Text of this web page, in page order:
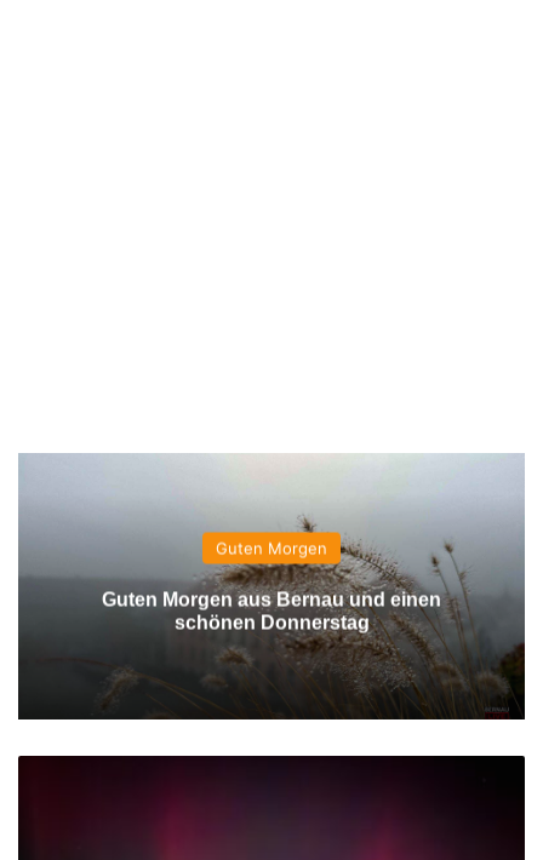
Guten Morgen
Guten Morgen aus Bernau und einen
schönen Donnerstag